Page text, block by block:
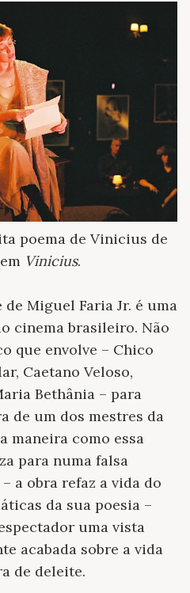
poema de Vinicius de
Vinicius.
de Miguel Faria Jr. é uma
cinema brasileiro. Não
que envolve – Chico
Caetano Veloso,
Bethânia – para
de um dos mestres da
maneira como essa
para numa falsa
a obra refaz a vida do
da sua poesia –
uma vista
acabada sobre a vida
de deleite.